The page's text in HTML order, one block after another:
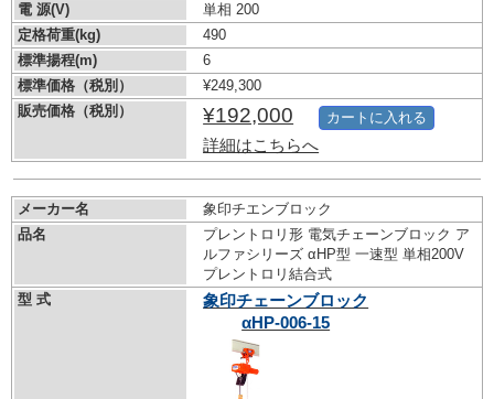
電 源(V)
単相 200
定格荷重(kg)
490
標準揚程(m)
6
標準価格（税別）
¥249,300
販売価格（税別）
¥192,000
詳細はこちらへ
カートに入れる
メーカー名
象印チエンブロック
品名
プレントロリ形 電気チェーンブロック ア
ルファシリーズ αHP型 一速型 単相200V
プレントロリ結合式
型 式
象印チェーンブロック
αHP-006-15